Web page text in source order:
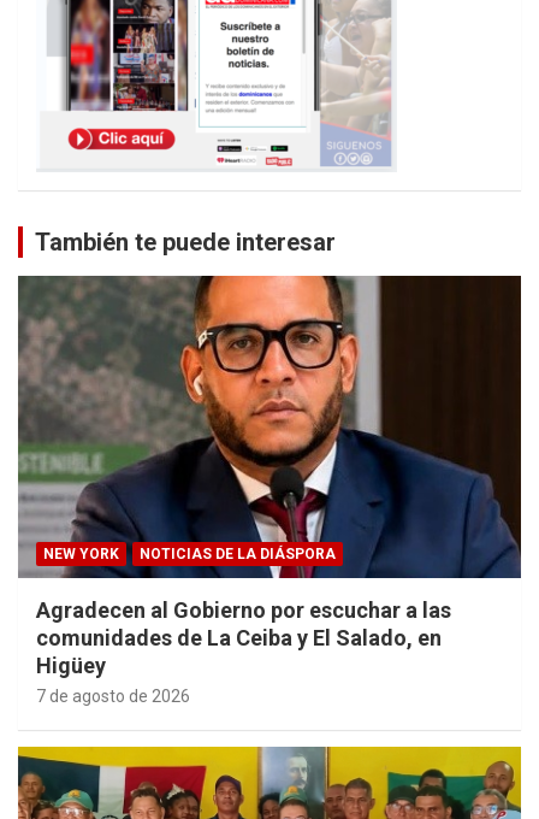
También te puede interesar
NEW YORK NOTICIAS DE LA DIÁSPORA
Agradecen al Gobierno por escuchar a las
comunidades de La Ceiba y El Salado, en
Higüey
7 de agosto de 2026